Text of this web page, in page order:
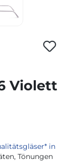
Violett
in
Tönungen